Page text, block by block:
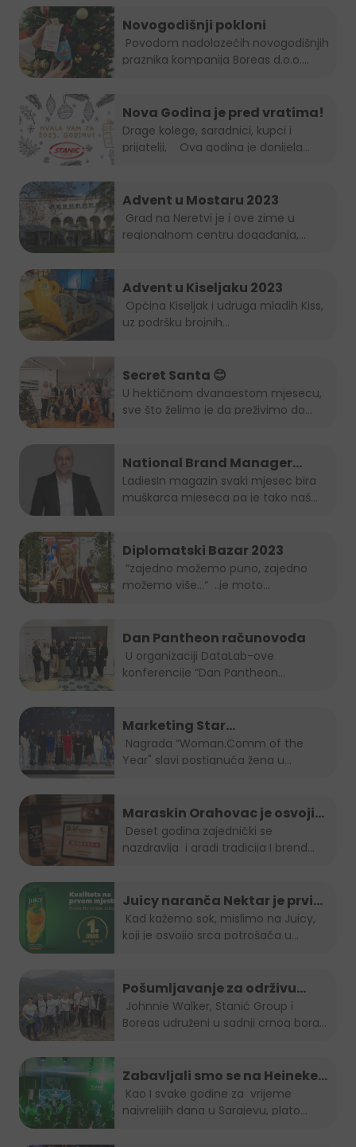
Novogodišnji pokloni
praznika kompanija Boreas d.o.o....
Nova Godina je pred vratima!
Drage kolege, saradnici, kupci i
prijatelji, Ova godina je donijela...
Advent u Mostaru 2023
regionalnom centru događanja,...
Advent u Kiseljaku 2023
uz podršku brojnih...
Secret Santa 😊
U hektičnom dvanaestom mjesecu,
sve što želimo je da preživimo do...
National Brand Manager
Juicy-ja je muškarac mjeseca
po izboru LadiesIn magazina!
LadiesIn magazin svaki mjesec bira
muškarca mjeseca pa je tako naš...
Diplomatski Bazar 2023
možemo više…“ ..je moto
Dan Pantheon računovođa
konferencije “Dan Pantheon
Marketing Star
Woman.Comm of the Year za
2023 je naša direktorica Amra
Year" slavi postignuća žena u...
Maraskin Orahovac je osvojio
zlatnu plaketu na Spirit fest-u
2023
nazdravlja i gradi tradicija I brend...
Juicy naranča Nektar je prvi
izbor potrošača u BiH
koji je osvojio srca potrošača u
Pošumljavanje za održivu
budućnost
Boreas udruženi u sadnji crnog bora...
Zabavljali smo se na Heineken
Summer lounge-u
najvrelijih dana u Sarajevu, plato...